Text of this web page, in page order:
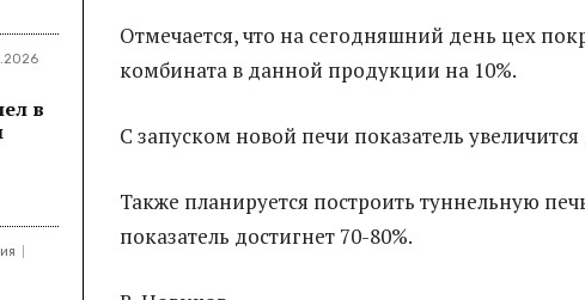
в
Отмечается, что на сегодняшний день цех
комбината в данной продукции на 10%.
С запуском новой печи показатель увеличится
Также планируется построить туннельную
показатель достигнет 70-80%.